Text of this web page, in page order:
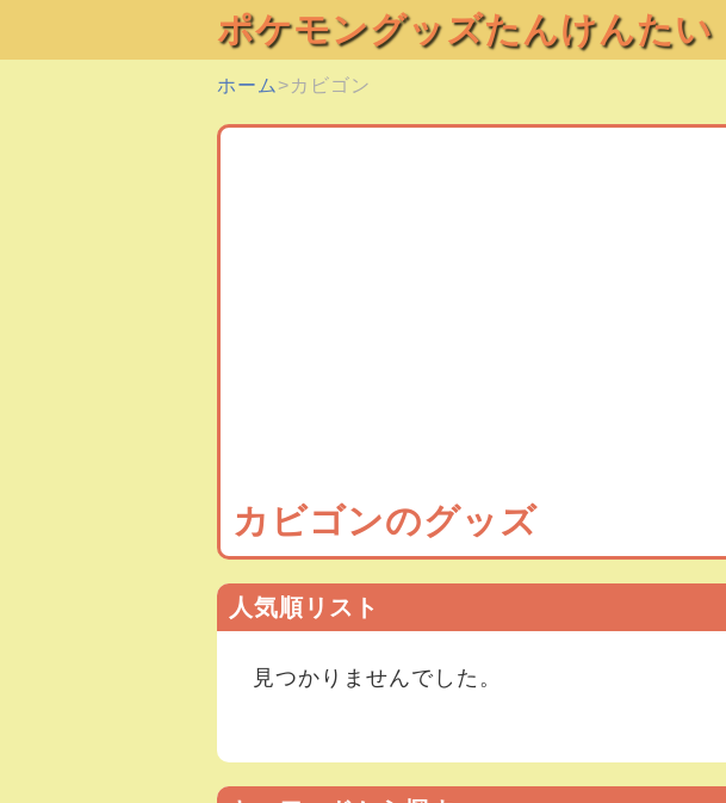
ポケモングッズたんけんたい
ホーム カビゴン
カビゴンのグッズ
人気順リスト
見つかりませんでした。